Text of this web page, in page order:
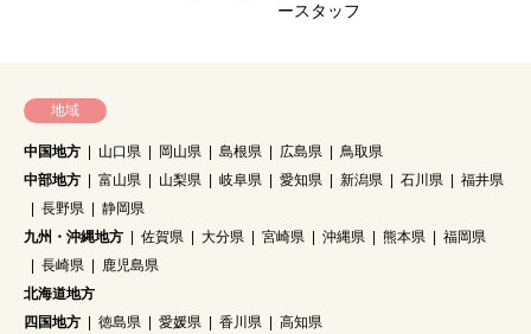
ースタッフ
地域
中国地方 山口県 岡山県 島根県 広島県
鳥取県
中部地方
富山県 山梨県 岐阜県 愛知県 新潟県 石川県
福井県
長野県
静岡県
九州・沖縄地方
佐賀県 大分県 宮崎県 沖縄県 熊本県
福岡県
長崎県
鹿児島県
北海道地方
四国地方
徳島県 愛媛県 香川県
高知県